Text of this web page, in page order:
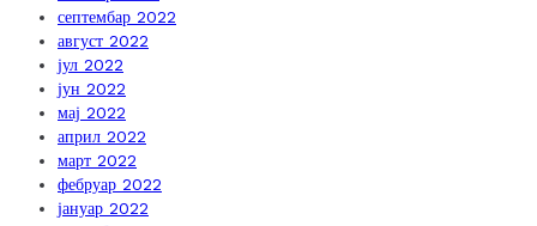
септембар 2022
август 2022
јул 2022
јун 2022
мај 2022
април 2022
март 2022
фебруар 2022
јануар 2022